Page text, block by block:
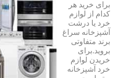
برای خرید هر
کدام از لوازم
خرد یا درشت
آشپزخانه سراغ
برند متفاوتی
بروید.برای
خریدن لوازم
خرد آشپزخانه